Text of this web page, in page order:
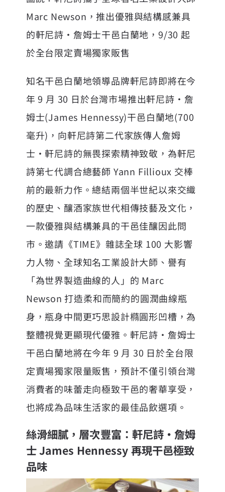
Marc Newson，推出優雅與結構感兼具
的軒尼詩・詹姆士干邑白蘭地 ，9/30 起
於全台限定賣場獨家販售
知名干邑白蘭地領導品牌軒尼詩即將在今
年 9 月 30 日於台灣市場推出軒尼詩・詹
姆士(James Hennessy)干邑白蘭地(700
毫升)，向軒尼詩第二代家族傳人詹姆
士・軒尼詩的無畏探索精神致敬，為軒尼
詩第七代調合總藝師 Yann Fillioux 交棒
前的最新力作。總結兩個半世紀以來交織
的歷史、釀酒家族世代相傳技藝及文化，
一款優雅與結構兼具的干邑佳釀因此問
市。邀請《TIME》雜誌全球 100 大影響
力人物、全球知名工業設計大師、譽有
「為世界製造曲線的人」的 Marc
Newson 打造柔和而簡約的圓潤曲線瓶
身，瓶身中間更巧思設計橢圓形凹槽，為
整體視覺更顯現代優雅。軒尼詩・詹姆士
干邑白蘭地將在今年 9 月 30 日於全台限
定賣場獨家限量販售，預計不僅引領台灣
消費者的味蕾走向極致干邑的奢華享受，
也將成為品味生活家的最佳品飲選項。
絲滑細膩，層次豐富：軒尼詩・詹姆
士 James Hennessy 再現干邑極致
品味